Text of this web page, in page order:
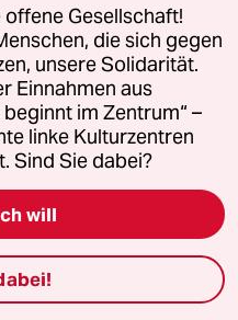
dass die Firmen und
machen als vor 3
erwarten gewesen.
aus Syrien - und die
gut
Gesellschaft!
die sich gegen
unsere Solidarität.
Einnahmen aus
im Zentrum“ –
linke Kulturzentren
Sind Sie dabei?
will